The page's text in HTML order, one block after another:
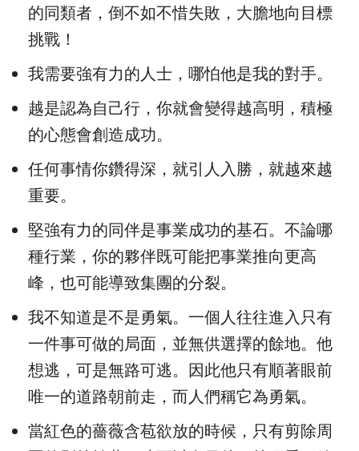
的同類者，倒不如不惜失敗，大膽地向目標
挑戰！
我需要強有力的人士，哪怕他是我的對手。
越是認為自己行，你就會變得越高明，積極
的心態會創造成功。
任何事情你鑽得深，就引人入勝，就越來越
重要。
堅強有力的同伴是事業成功的基石。不論哪
種行業，你的夥伴既可能把事業推向更高
峰，也可能導致集團的分裂。
我不知道是不是勇氣。一個人往往進入只有
一件事可做的局面，並無供選擇的餘地。他
想逃，可是無路可逃。因此他只有順著眼前
唯一的道路朝前走，而人們稱它為勇氣。
當紅色的薔薇含苞欲放的時候，只有剪除周